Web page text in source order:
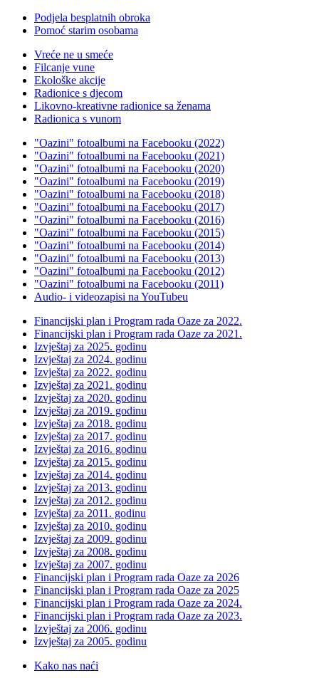
Podjela besplatnih obroka
Pomoć starim osobama
Vreće ne u smeće
Filcanje vune
Ekološke akcije
Radionice s djecom
Likovno-kreativne radionice sa ženama
Radionica s vunom
"Oazini" fotoalbumi na Facebooku (2022)
"Oazini" fotoalbumi na Facebooku (2021)
"Oazini" fotoalbumi na Facebooku (2020)
"Oazini" fotoalbumi na Facebooku (2019)
"Oazini" fotoalbumi na Facebooku (2018)
"Oazini" fotoalbumi na Facebooku (2017)
"Oazini" fotoalbumi na Facebooku (2016)
"Oazini" fotoalbumi na Facebooku (2015)
"Oazini" fotoalbumi na Facebooku (2014)
"Oazini" fotoalbumi na Facebooku (2013)
"Oazini" fotoalbumi na Facebooku (2012)
"Oazini" fotoalbumi na Facebooku (2011)
Audio- i videozapisi na YouTubeu
Financijski plan i Program rada Oaze za 2022.
Financijski plan i Program rada Oaze za 2021.
Izvještaj za 2025. godinu
Izvještaj za 2024. godinu
Izvještaj za 2022. godinu
Izvještaj za 2021. godinu
Izvještaj za 2020. godinu
Izvještaj za 2019. godinu
Izvještaj za 2018. godinu
Izvještaj za 2017. godinu
Izvještaj za 2016. godinu
Izvještaj za 2015. godinu
Izvještaj za 2014. godinu
Izvještaj za 2013. godinu
Izvještaj za 2012. godinu
Izvještaj za 2011. godinu
Izvještaj za 2010. godinu
Izvještaj za 2009. godinu
Izvještaj za 2008. godinu
Izvještaj za 2007. godinu
Financijski plan i Program rada Oaze za 2026
Financijski plan i Program rada Oaze za 2025
Financijski plan i Program rada Oaze za 2024.
Financijski plan i Program rada Oaze za 2023.
Izvještaj za 2006. godinu
Izvještaj za 2005. godinu
Kako nas naći